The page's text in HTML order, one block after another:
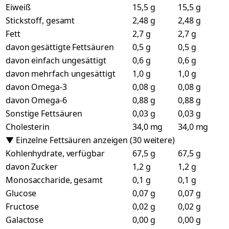
Eiweiß 15,5 g
15,5 g
Stickstoff, gesamt
2,48 g
2,48 g
Fett
2,7 g
2,7 g
davon gesättigte Fettsäuren
0,5 g
0,5 g
davon einfach ungesättigt
0,6 g
0,6 g
davon mehrfach ungesättigt
1,0 g
1,0 g
davon Omega-3
0,08 g
0,08 g
davon Omega-6
0,88 g
0,88 g
Sonstige Fettsäuren
0,03 g
0,03 g
Cholesterin
34,0 mg
34,0 mg
▼ Einzelne Fettsäuren anzeigen (30 weitere)
Kohlenhydrate, verfügbar
67,5 g
67,5 g
davon Zucker
1,2 g
1,2 g
Monosaccharide, gesamt
0,1 g
0,1 g
Glucose
0,07 g
0,07 g
Fructose
0,02 g
0,02 g
Galactose
0,00 g
0,00 g